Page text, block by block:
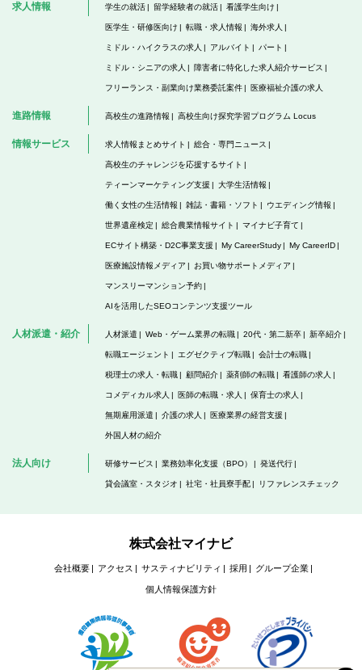
求人情報 学生の就活 留学経験者の就活 看護学生向け
医学生・研修医向け 転職・求人情報 海外求人
ミドル・ハイクラスの求人 アルバイト パート
ミドル・シニアの求人 障害者に特化した求人紹介サービス
フリーランス・副業向け業務委託案件 医療福祉介護の求人
進路情報 高校生の進路情報 高校生向け探究学習プログラム Locus
情報サービス 求人情報まとめサイト 総合・専門ニュース
高校生のチャレンジを応援するサイト
ティーンマーケティング支援 大学生活情報
働く女性の生活情報 雑誌・書籍・ソフト ウエディング情報
世界遺産検定 総合農業情報サイト マイナビ子育て
ECサイト構築・D2C事業支援 My CareerStudy My CareerID
医療施設情報メディア お買い物サポートメディア
マンスリーマンション予約
AIを活用したSEOコンテンツ支援ツール
人材派遣・紹介 人材派遣 Web・ゲーム業界の転職 20代・第二新卒 新卒紹介
転職エージェント エグゼクティブ転職 会計士の転職
税理士の求人・転職 顧問紹介 薬剤師の転職 看護師の求人
コメディカル求人 医師の転職・求人 保育士の求人
無期雇用派遣 介護の求人 医療業界の経営支援
外国人材の紹介
法人向け 研修サービス 業務効率化支援（BPO） 発送代行
貸会議室・スタジオ 社宅・社員寮手配 リファレンスチェック
株式会社マイナビ
会社概要 アクセス サスティナビリティ 採用 グループ企業
個人情報保護方針